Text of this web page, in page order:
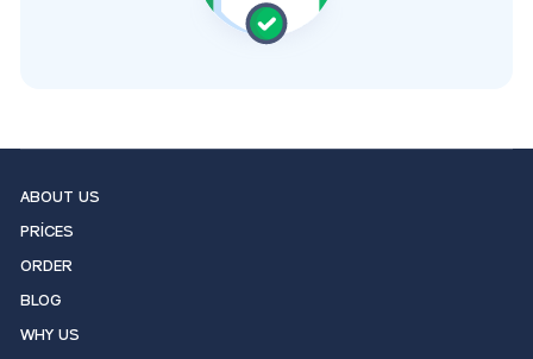
ABOUT US
PRICES
ORDER
BLOG
WHY US